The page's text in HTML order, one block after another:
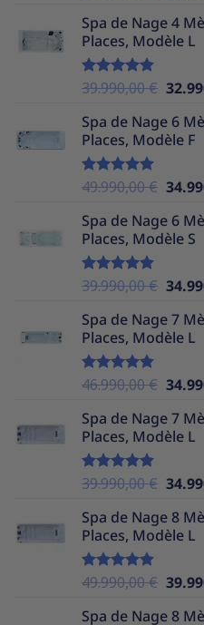
initial
était :
Spa de Nage 4
Places, Modèle L
Note5.00
39.990,00€ Le
initial
était :
Spa de Nage 6
Places, Modèle F
Note5.00
49.990,00€ Le
initial
était :
Spa de Nage 6
Places, Modèle S
Note5.00
39.990,00€ Le
initial
était :
Spa de Nage 7
Places, Modèle L
Note5.00
46.990,00€ Le
initial
était :
Spa de Nage 7
Places, Modèle L
Note5.00
39.990,00€ Le
initial
était :
Spa de Nage 8
Places, Modèle L
Note5.00
49.990,00€ Le
initial
Spa de Nage 8